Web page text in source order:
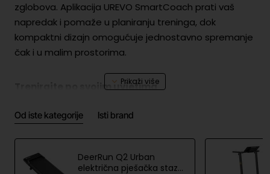
zglobova. Aplikacija UREVO SmartCoach prati vaš
napredak i pomaže u planiranju treninga, dok
kompaktni dizajn omogućuje jednostavno spremanje
čak i u malim prostorima.
Trenirajte po svojim uvjetima
omogućuje prilagodbu intenziteta treninga vašim
aktivira više mišića nego trening na ravnoj površini.
Od iste kategorije Isti brand
DeerRun Q2 Urban
električna pješačka staza